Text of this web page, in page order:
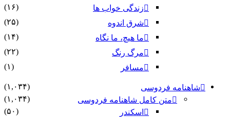
زندگی خواب ها
(۱۶)
شرق اندوه
(۲۵)
ما هیچ، ما نگاه
(۱۴)
مرگ رنگ
(۲۲)
مسافر
(۱)
شاهنامه فردوسی
(۱,۰۳۴)
متن کامل شاهنامه فردوسی
(۱,۰۳۴)
اسکندر
(۵۰)